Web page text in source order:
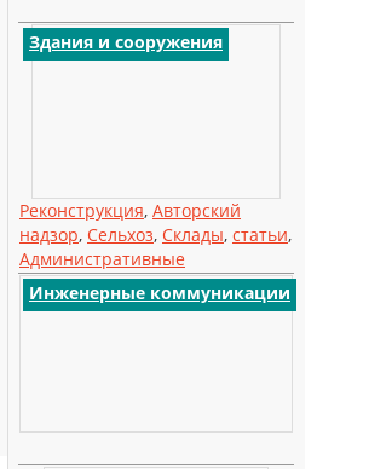
Здания и сооружения
Реконструкция, Авторский
надзор, Сельхоз, Склады, статьи,
Административные
Инженерные коммуникации